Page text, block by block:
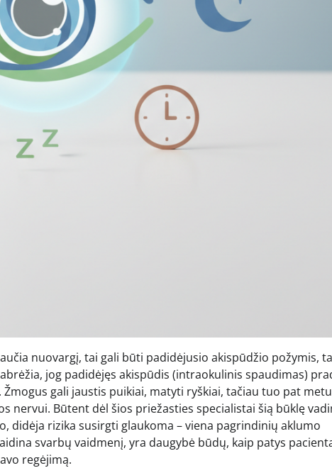
nuovargį, tai gali būti padidėjusio akispūdžio požymis,
jog padidėjęs akispūdis (intraokulinis spaudimas)
gali jaustis puikiai, matyti ryškiai, tačiau tuo pat
nervui. Būtent dėl šios priežasties specialistai šią būklę
didėja rizika susirgti glaukoma – viena pagrindinių aklumo
svarbų vaidmenį, yra daugybė būdų, kaip patys
regėjimą.